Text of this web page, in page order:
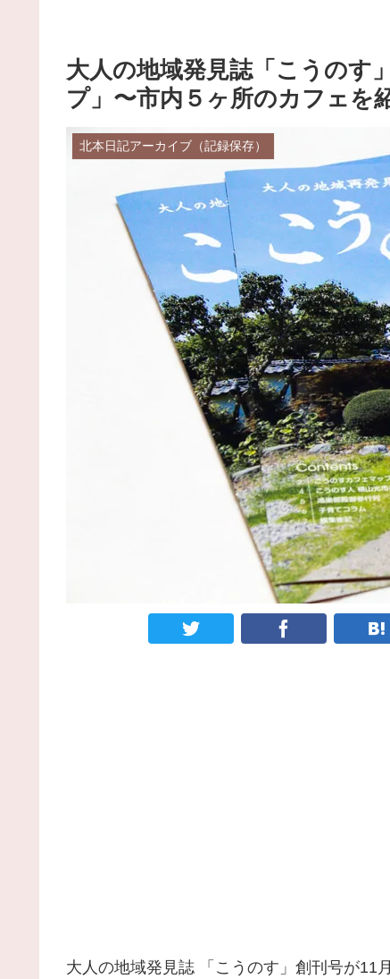
大人の地域発見誌「こうの
プ」〜市内５ヶ所のカフェを
北本日記アーカイブ（記録保存）
大人の地域発見誌 「こうのす」創刊号が11